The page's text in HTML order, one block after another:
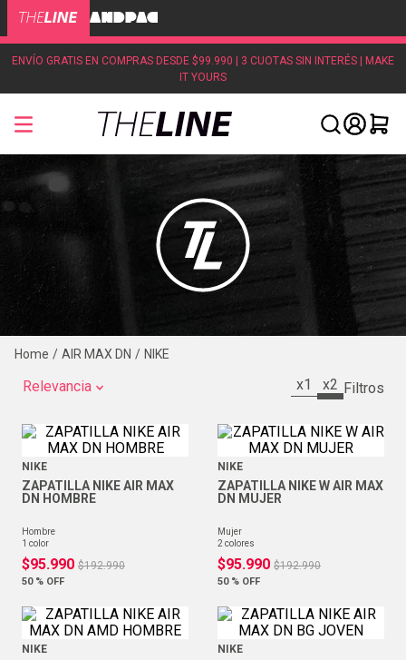
ENVÍO GRATIS EN COMPRAS DESDE $99.990 | 3 CUOTAS SIN INTERÉS | MAKE
IT YOURS
AIR MAX DN NIKE
Relevancia x1 x2
NIKE
ZAPATILLA NIKE AIR MAX
DN HOMBRE
hombre
1 color
$95.990 $192.990
50 % OFF
NIKE
ZAPATILLA NIKE W AIR MAX
DN MUJER
mujer
2 colores
$95.990 $192.990
50 % OFF
NIKE NIKE